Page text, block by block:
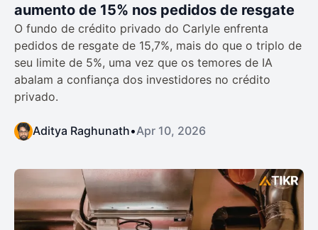
aumento de 15% nos pedidos de resgate
O fundo de crédito privado do Carlyle enfrenta
pedidos de resgate de 15,7%, mais do que o triplo de
seu limite de 5%, uma vez que os temores de IA
abalam a confiança dos investidores no crédito
privado.
Aditya Raghunath•Apr 10, 2026